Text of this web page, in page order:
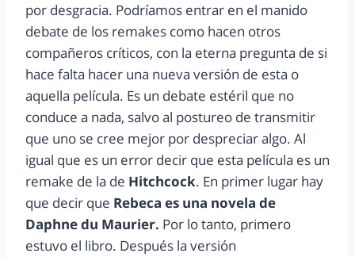
por desgracia. Podríamos entrar en el manido
debate de los remakes como hacen otros
compañeros críticos, con la eterna pregunta de si
hace falta hacer una nueva versión de esta o
aquella película. Es un debate estéril que no
conduce a nada, salvo al postureo de transmitir
que uno se cree mejor por despreciar algo. Al
igual que es un error decir que esta película es un
remake de la de Hitchcock. En primer lugar hay
que decir que Rebeca es una novela de
Daphne du Maurier. Por lo tanto, primero
estuvo el libro. Después la versión